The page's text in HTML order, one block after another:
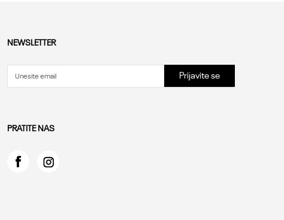
NEWSLETTER
Prijavite se
PRATITE NAS